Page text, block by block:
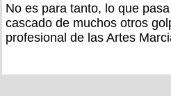
No es para tanto, lo que
cascado de muchos otros
profesional de las Artes